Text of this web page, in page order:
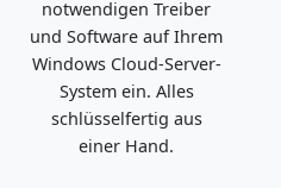
notwendigen Treiber
und Software auf Ihrem
Windows Cloud-Server-
System ein. Alles
schlüsselfertig aus
einer Hand.